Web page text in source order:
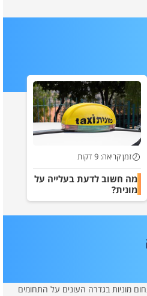
זמן קריאה: 9 דקות
מה חשוב לדעת בעלייה על
מונית?
מוניות בגדרה העונים על התחומים